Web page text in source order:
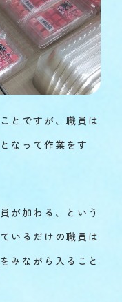
とですが、職員は
なって作業をす
が加わる、という
いるだけの職員は
みながら入ること